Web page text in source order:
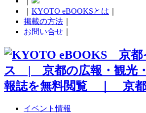
KYOTO eBOOKSとは
掲載の方法
お問い合せ
イベント情報